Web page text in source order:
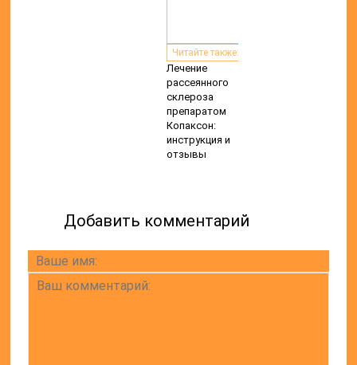
Читайте также:
Лечение
рассеянного
склероза
препаратом
Копаксон:
инструкция и
отзывы
Добавить комментарий